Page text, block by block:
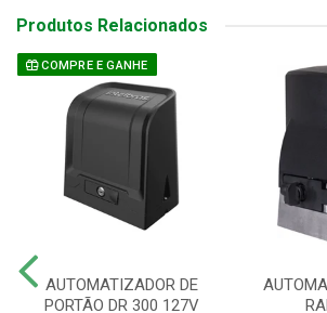
Produtos Relacionados
COMPRE E GANHE
AUTOMATIZADOR DE
PORTÃO DR 300 127V